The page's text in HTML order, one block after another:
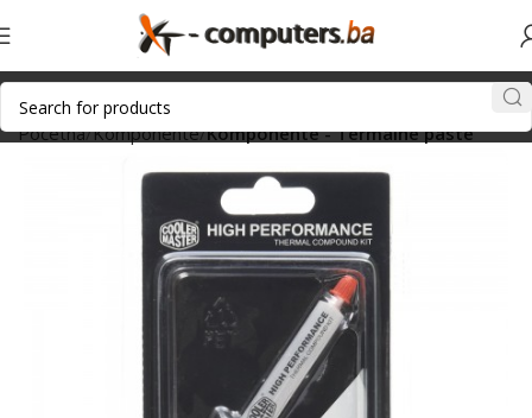
Početna Komponente Komponente - Termalne paste